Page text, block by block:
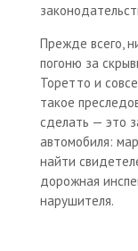
Прежде всего,
погоню за
Торетто и
такое
сделать — это
автомобиля:
найти
дорожная
нарушителя.